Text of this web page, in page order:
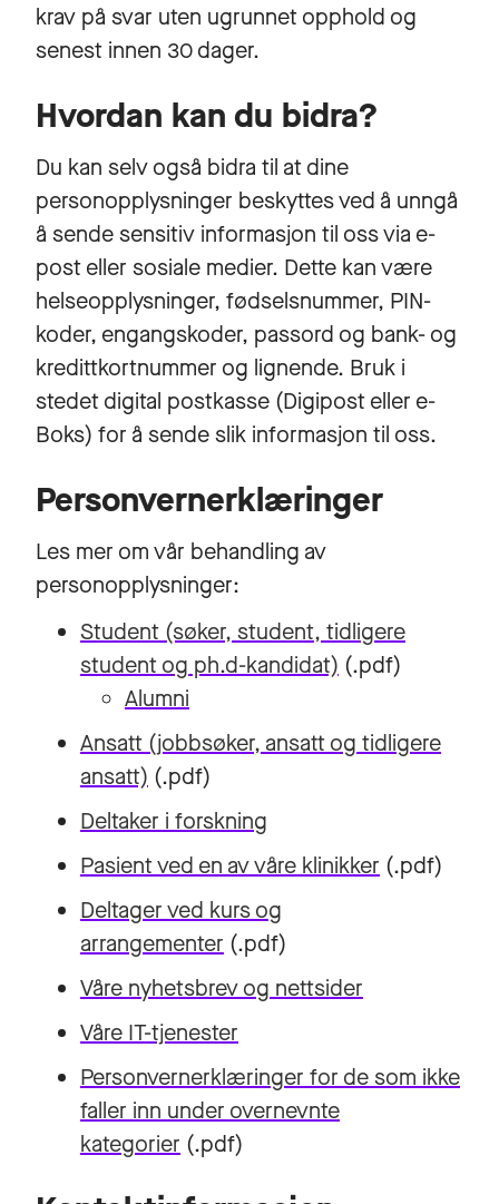
krav på svar uten ugrunnet opphold og
senest innen 30 dager.
Hvordan kan du bidra?
Du kan selv også bidra til at dine
personopplysninger beskyttes ved å unngå
å sende sensitiv informasjon til oss via e-
post eller sosiale medier. Dette kan være
helseopplysninger, fødselsnummer, PIN-
koder, engangskoder, passord og bank- og
kredittkortnummer og lignende. Bruk i
stedet digital postkasse (Digipost eller e-
Boks) for å sende slik informasjon til oss.
Personvernerklæringer
Les mer om vår behandling av
personopplysninger:
Student (søker, student, tidligere
student og ph.d-kandidat) (.pdf)
Alumni
Ansatt (jobbsøker, ansatt og tidligere
ansatt) (.pdf)
Deltaker i forskning
Pasient ved en av våre klinikker (.pdf)
Deltager ved kurs og
arrangementer (.pdf)
Våre nyhetsbrev og nettsider
Våre IT-tjenester
Personvernerklæringer for de som ikke
faller inn under overnevnte
kategorier (.pdf)